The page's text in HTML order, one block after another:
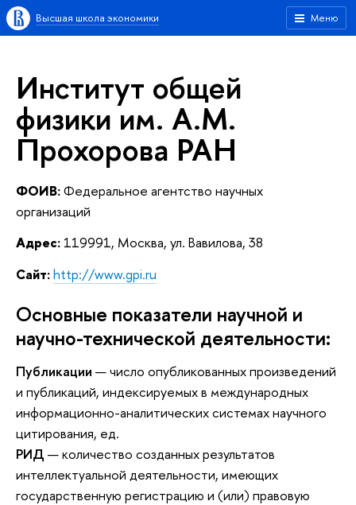
Меню
Высшая школа экономики
Институт общей
физики им. А.М.
Прохорова РАН
ФОИВ:Федеральное агентство научных
организаций
Адрес:119991, Москва, ул. Вавилова, 38
Сайт:http://www.gpi.ru
Основные показатели научной и
научно-технической деятельности:
Публикации — число опубликованных произведений
и публикаций, индексируемых в международных
информационно-аналитических системах научного
цитирования, ед.
РИД — количество созданных результатов
интеллектуальной деятельности, имеющих
государственную регистрацию и (или) правовую